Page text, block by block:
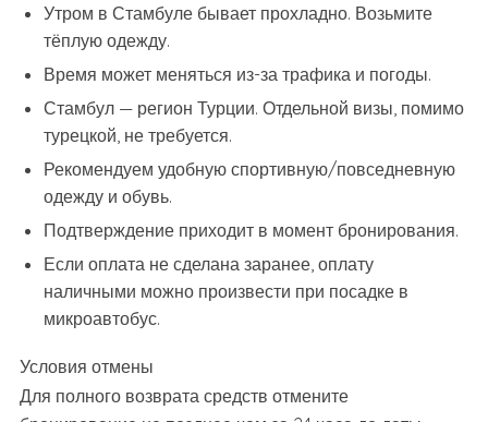
Утром в Стамбуле бывает прохладно. Возьмите
тёплую одежду.
Время может меняться из-за трафика и погоды.
Стамбул — регион Турции. Отдельной визы, помимо
турецкой, не требуется.
Рекомендуем удобную спортивную/повседневную
одежду и обувь.
Подтверждение приходит в момент бронирования.
Если оплата не сделана заранее, оплату
наличными можно произвести при посадке в
микроавтобус.
Условия отмены
Для полного возврата средств отмените